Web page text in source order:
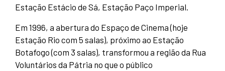
Estação Estácio de Sá, Estação Paço Imperial.
Em 1996, a abertura do Espaço de Cinema (hoje
Estação Rio com 5 salas), próximo ao Estação
Botafogo (com 3 salas), transformou a região da Rua
Voluntários da Pátria no que o público